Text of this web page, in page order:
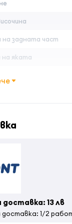
на задната част
яката
бръснач
доставка: 13 лв
доставка: 1/2